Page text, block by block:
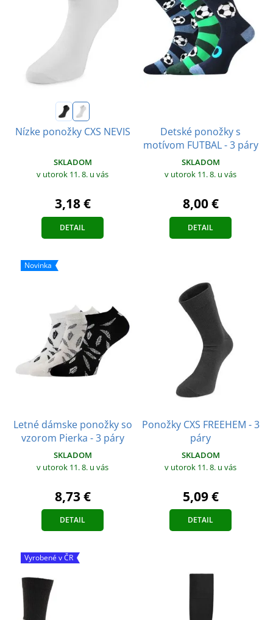
Nízke ponožky CXS NEVIS
SKLADOM
v utorok 11. 8. u vás
3,18 €
DETAIL
Detské ponožky s
motívom FUTBAL - 3 páry
SKLADOM
v utorok 11. 8. u vás
8,00 €
DETAIL
Novinka
Letné dámske ponožky so
vzorom Pierka - 3 páry
SKLADOM
v utorok 11. 8. u vás
8,73 €
DETAIL
Ponožky CXS FREEHEM - 3
páry
SKLADOM
v utorok 11. 8. u vás
5,09 €
DETAIL
Vyrobené v ČR